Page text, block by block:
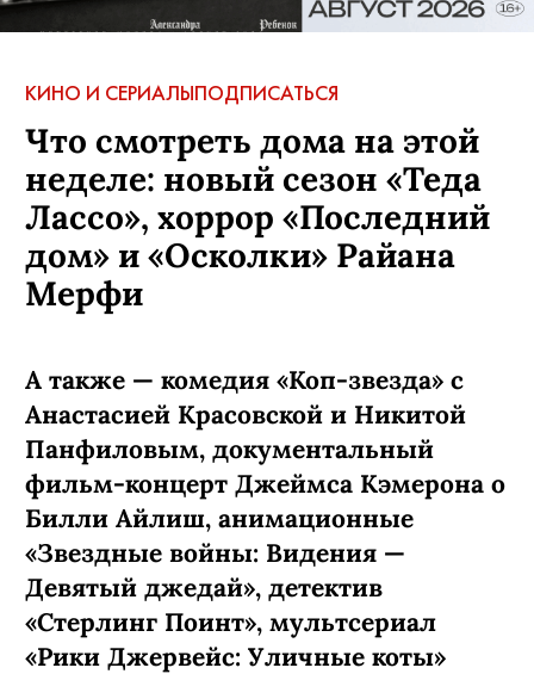
КИНО И СЕРИАЛЫПОДПИСАТЬСЯ
Что смотреть дома на этой
неделе: новый сезон «Теда
Лассо», хоррор «Последний
дом» и «Осколки» Райана
Мерфи
А также — комедия «Коп-звезда» с
Анастасией Красовской и Никитой
Панфиловым, документальный
фильм-концерт Джеймса Кэмерона о
Билли Айлиш, анимационные
«Звездные войны: Видения —
Девятый джедай», детектив
«Стерлинг Поинт», мультсериал
«Рики Джервейс: Уличные коты»